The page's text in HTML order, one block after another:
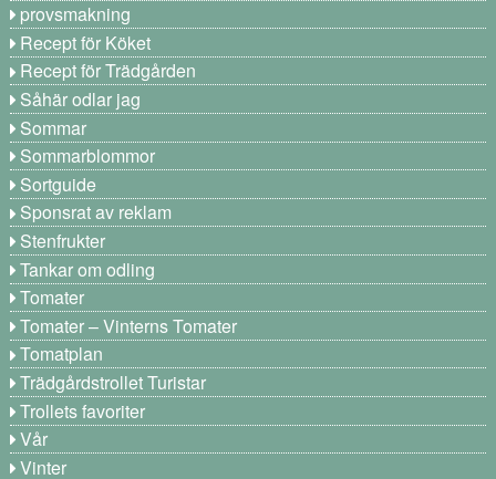
provsmakning
Recept för Köket
Recept för Trädgården
Såhär odlar jag
Sommar
Sommarblommor
Sortguide
Sponsrat av reklam
Stenfrukter
Tankar om odling
Tomater
Tomater – Vinterns Tomater
Tomatplan
Trädgårdstrollet Turistar
Trollets favoriter
Vår
Vinter